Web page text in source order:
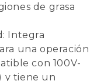
de grasa
Integra
una operación
con 100V-
y tiene un